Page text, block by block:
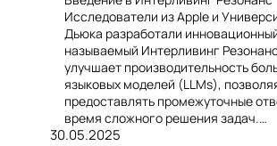
Исследователи из Apple и
Дьюка разработали
называемый Интерливинг
улучшает производительность
языковых моделей (LLMs),
предоставлять промежуточные
время сложного решения задач.…
30.05.2025